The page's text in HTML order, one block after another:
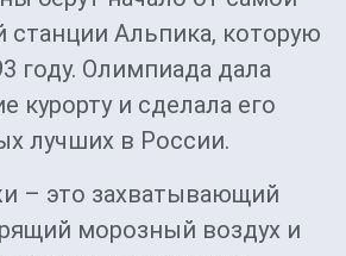
станции Альпика, которую
году. Олимпиада дала
курорту и сделала его
лучших в России.
– это захватывающий
морозный воздух и